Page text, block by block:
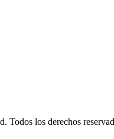
Todos los derechos